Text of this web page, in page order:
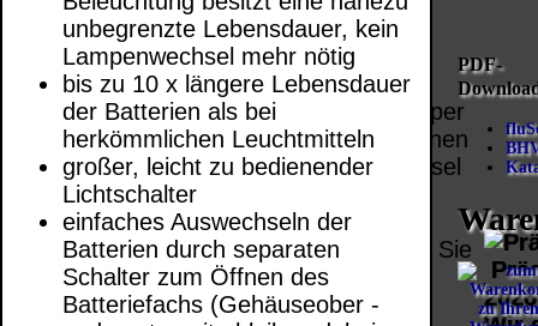
unbegrenzte Lebensdauer, kein
Lampenwechsel mehr nötig
bis zu 10 x längere Lebensdauer
der Batterien als bei
herkömmlichen Leuchtmitteln
großer, leicht zu bedienender
Lichtschalter
einfaches Auswechseln der
Batterien durch separaten
Schalter zum Öffnen des
Batteriefachs (Gehäuseober -
PayPal: 20.00
€
Der Versand erfolgt
als versichertes
Paket.
Selbstabholung
vom Büro oder
von
Ausstellungen:
0.00 €
Bei dieser
Versandart
erhalten Sie per
Email z.B. einen
Lizenzschlüssel
Rechnung /
Lieferschein. Sie
erhalten also
keinen
2026
PDF-
zu